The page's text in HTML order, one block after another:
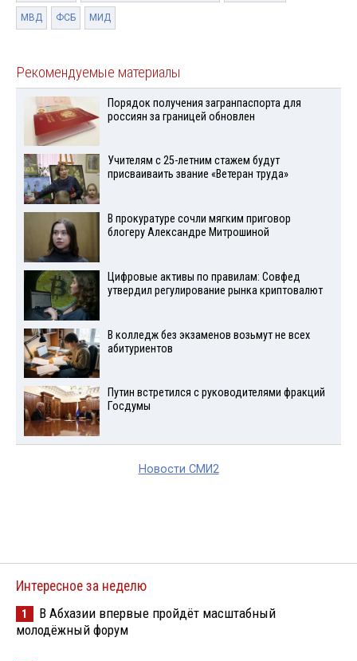
МВД ФСБ МИД
Рекомендуемые материалы
Порядок получения загранпаспорта для
россиян за границей обновлен
Учителям с 25-летним стажем будут
присваиваить звание «Ветеран труда»
В прокуратуре сочли мягким приговор
блогеру Александре Митрошиной
Цифровые активы по правилам: Совфед
утвердил регулирование рынка криптовалют
В колледж без экзаменов возьмут не всех
абитуриентов
Путин встретился с руководителями фракций
Госдумы
Новости СМИ2
Интересное за неделю
1
В Абхазии впервые пройдёт масштабный
молодёжный форум